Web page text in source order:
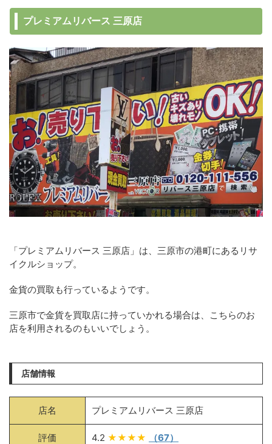
プレミアムリバース 三原店
「プレミアムリバース 三原店」は、三原市の港町にあるリサ
イクルショップ。
金貨の買取も行っているようです。
三原市で金貨を買取店に持っていかれる場合は、こちらのお
店を利用されるのもいいでしょう。
店舗情報
店名 プレミアムリバース 三原店
評価 4.2 ★★★★ （67）